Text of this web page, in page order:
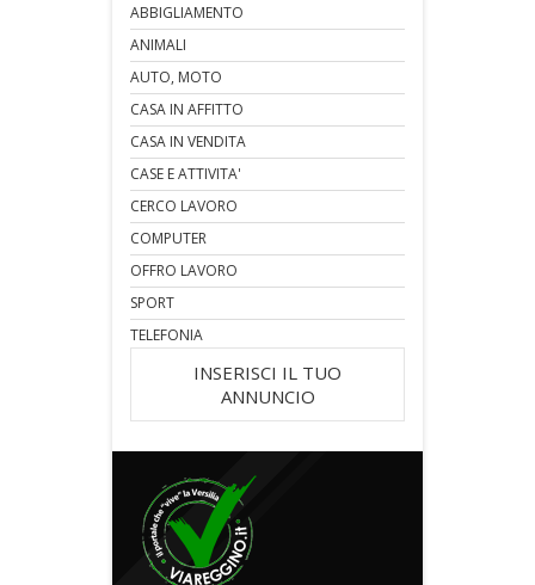
ABBIGLIAMENTO
ANIMALI
AUTO, MOTO
CASA IN AFFITTO
CASA IN VENDITA
CASE E ATTIVITA'
CERCO LAVORO
COMPUTER
OFFRO LAVORO
SPORT
TELEFONIA
INSERISCI IL TUO
ANNUNCIO